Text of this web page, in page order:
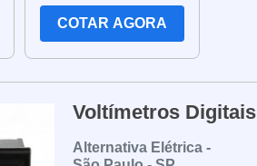
COTAR AGORA
Voltímetros Digitais
Alternativa Elétrica -